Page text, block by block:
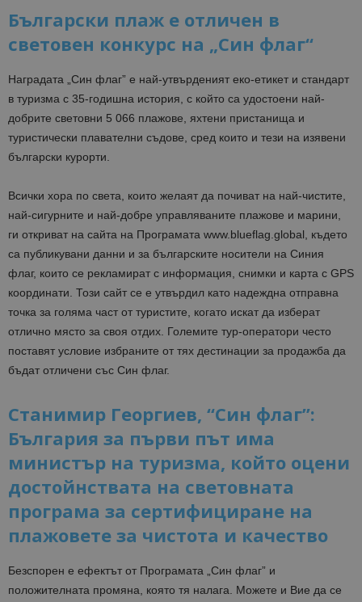
Български плаж е отличен в
световен конкурс на „Син флаг“
Наградата „Син флаг” е най-утвърденият еко-етикет и стандарт
в туризма с 35-годишна история, с който са удостоени най-
добрите световни 5 066 плажове, яхтени пристанища и
туристически плавателни съдове, сред които и тези на изявени
български курорти.
Всички хора по света, които желаят да почиват на най-чистите,
най-сигурните и най-добре управляваните плажове и марини,
ги откриват на сайта на Програмата www.blueflag.global, където
са публикувани данни и за българските носители на Синия
флаг, които се рекламират с информация, снимки и карта с GPS
координати. Този сайт се е утвърдил като надеждна отправна
точка за голяма част от туристите, когато искат да изберат
отлично място за своя отдих. Големите тур-оператори често
поставят условие избраните от тях дестинации за продажба да
бъдат отличени със Син флаг.
Станимир Георгиев, “Син флаг”:
България за първи път има
министър на туризма, който оцени
достойнствата на световната
програма за сертифициране на
плажовете за чистота и качество
Безспорен е ефектът от Програмата „Син флаг” и
положителната промяна, която тя налага. Можете и Вие да се